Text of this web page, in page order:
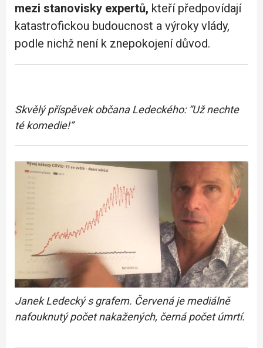
mezi stanovisky expertů, kteří předpovídají
katastrofickou budoucnost a výroky vlády,
podle nichž není k znepokojení důvod.
Skvělý příspěvek občana Ledeckého: “Už nechte
té komedie!”
Janek Ledecký s grafem. Červená je mediálně
nafouknutý počet nakažených, černá počet úmrtí.